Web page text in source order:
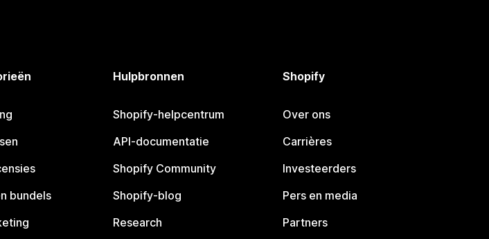
bundels
Hulpbronnen
Shopify-helpcentrum
API-documentatie
Shopify Community
Shopify-blog
Research
Shopify
Over ons
Carrières
Investeerders
Pers en media
Partners